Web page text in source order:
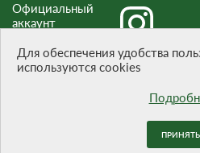
Официальный
аккаунт
Официальный
При цитировании материалов
Для обеспечения удобства
используются cookies
ПРИНЯТЬ